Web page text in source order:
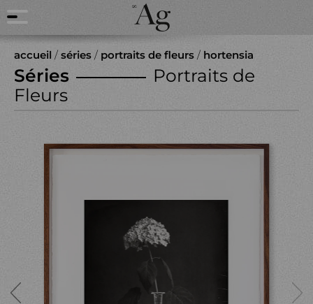
accueil / séries / portraits de fleurs / hortensia
Séries
Portraits de
Fleurs